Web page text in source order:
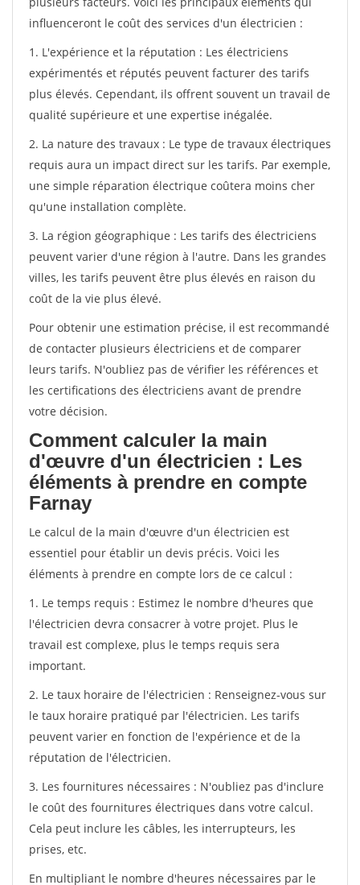
influenceront le coût des services d'un électricien :
1. L'expérience et la réputation : Les électriciens
expérimentés et réputés peuvent facturer des tarifs
plus élevés. Cependant, ils offrent souvent un travail de
qualité supérieure et une expertise inégalée.
2. La nature des travaux : Le type de travaux électriques
requis aura un impact direct sur les tarifs. Par exemple,
une simple réparation électrique coûtera moins cher
qu'une installation complète.
3. La région géographique : Les tarifs des électriciens
peuvent varier d'une région à l'autre. Dans les grandes
villes, les tarifs peuvent être plus élevés en raison du
coût de la vie plus élevé.
Pour obtenir une estimation précise, il est recommandé
de contacter plusieurs électriciens et de comparer
leurs tarifs. N'oubliez pas de vérifier les références et
les certifications des électriciens avant de prendre
votre décision.
Comment calculer la main
d'œuvre d'un électricien : Les
éléments à prendre en compte
Farnay
Le calcul de la main d'œuvre d'un électricien est
essentiel pour établir un devis précis. Voici les
éléments à prendre en compte lors de ce calcul :
1. Le temps requis : Estimez le nombre d'heures que
l'électricien devra consacrer à votre projet. Plus le
travail est complexe, plus le temps requis sera
important.
2. Le taux horaire de l'électricien : Renseignez-vous sur
le taux horaire pratiqué par l'électricien. Les tarifs
peuvent varier en fonction de l'expérience et de la
réputation de l'électricien.
3. Les fournitures nécessaires : N'oubliez pas d'inclure
le coût des fournitures électriques dans votre calcul.
Cela peut inclure les câbles, les interrupteurs, les
prises, etc.
En multipliant le nombre d'heures nécessaires par le